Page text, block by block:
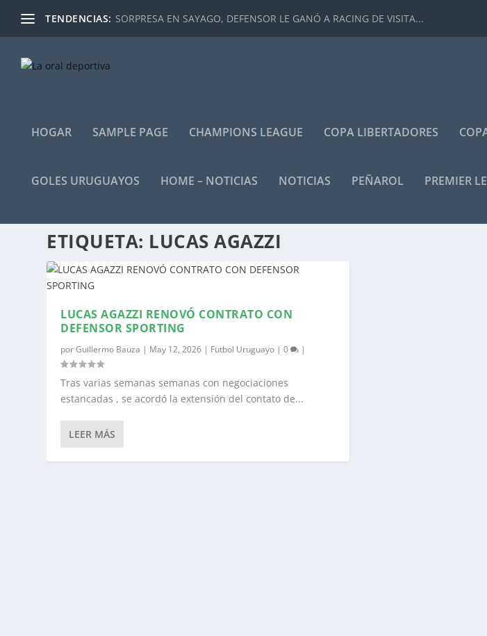
TENDENCIAS: SORPRESA EN SAYAGO, DEFENSOR LE GANÓ A RACING DE VISITA...
HOGAR SAMPLE PAGE CHAMPIONS LEAGUE COPA LIBERTADORES
GOLES URUGUAYOS HOME – NOTICIAS NOTICIAS PEÑAROL PREMIER
ETIQUETA: LUCAS AGAZZI
LUCAS AGAZZI RENOVÓ CONTRATO CON
DEFENSOR SPORTING
porGuillermo Bauza | May 12, 2026 | Futbol Uruguayo |0 |
Tras varias semanas semanas con negociaciones
estancadas , se acordó la extensión del contato de...
LEER MÁS